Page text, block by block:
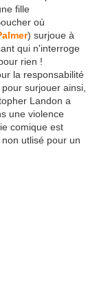
fille
où
) surjoue à
qui n'interroge
rien !
la responsabilité
surjouer ainsi,
Landon a
une violence
comique est
utlisé pour un